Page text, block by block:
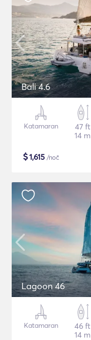
Bali 4.6
Katamaran
47 ft
14 m
$1,615 /noč
Lagoon 46
Katamaran
46 ft
14 m